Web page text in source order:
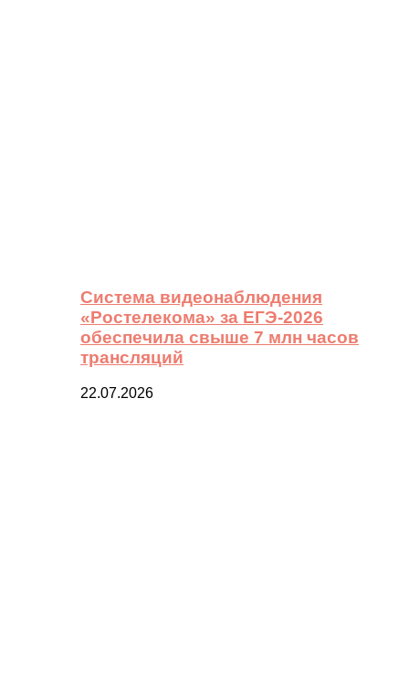
Система видеонаблюдения
«Ростелекома» за ЕГЭ-2026
обеспечила свыше 7 млн часов
трансляций
22.07.2026